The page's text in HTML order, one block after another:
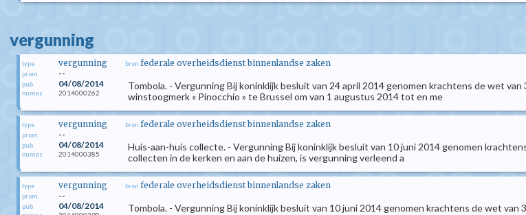
vergunning
type vergunning
prom. --
pub. 04/08/2014
numac 2014000262
bron federale overheidsdienst binnenlandse zaken
Tombola. - Vergunning Bij koninklijk besluit van 24 april 2014 genomen krachtens de wet
winstoogmerk « Pinocchio » te Brussel om van 1 augustus 2014 tot en me
type vergunning
prom. --
pub. 04/08/2014
numac 2014000385
bron federale overheidsdienst binnenlandse zaken
Huis-aan-huis collecte. - Vergunning Bij koninklijk besluit van 10 juni 2014 genomen
collecten in de kerken en aan de huizen, is vergunning verleend a
type vergunning
prom. --
pub. 04/08/2014
bron federale overheidsdienst binnenlandse zaken
Tombola. - Vergunning Bij koninklijk besluit van 10 juni 2014 genomen krachtens de wet